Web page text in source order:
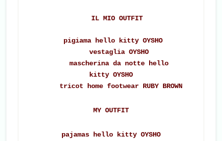
IL MIO OUTFIT
pigiama hello kitty OYSHO
vestaglia OYSHO
mascherina da notte hello
kitty OYSHO
tricot home footwear RUBY BROWN
MY OUTFIT
pajamas hello kitty OYSHO